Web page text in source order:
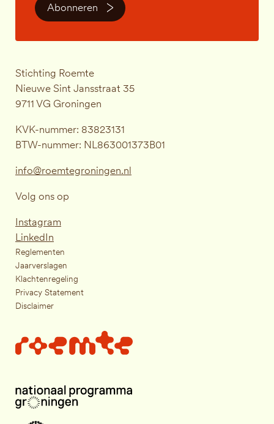
Abonneren
Stichting Roemte
Nieuwe Sint Jansstraat 35
9711 VG Groningen
KVK-nummer: 83823131
BTW-nummer: NL863001373B01
info@roemtegroningen.nl
Volg ons op
Instagram
LinkedIn
Reglementen
Jaarverslagen
Klachtenregeling
Privacy Statement
Disclaimer